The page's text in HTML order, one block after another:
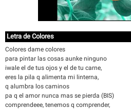
Letra de Colores
Colores dame colores
para pintar las cosas aunke ninguno
iwale el de tus ojos y el de tu carne,
eres la pila q alimenta mi linterna,
q alumbra los caminos
pa q el amor nunca mas se pierda (BIS)
comprendeee, tenemos q comprender,